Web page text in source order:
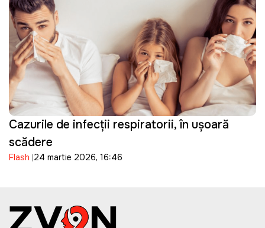
Cazurile de infecții respiratorii, în ușoară
scădere
Flash 24 martie 2026, 16:46